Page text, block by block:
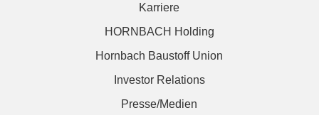
Karriere
HORNBACH Holding
Hornbach Baustoff Union
Investor Relations
Presse/Medien